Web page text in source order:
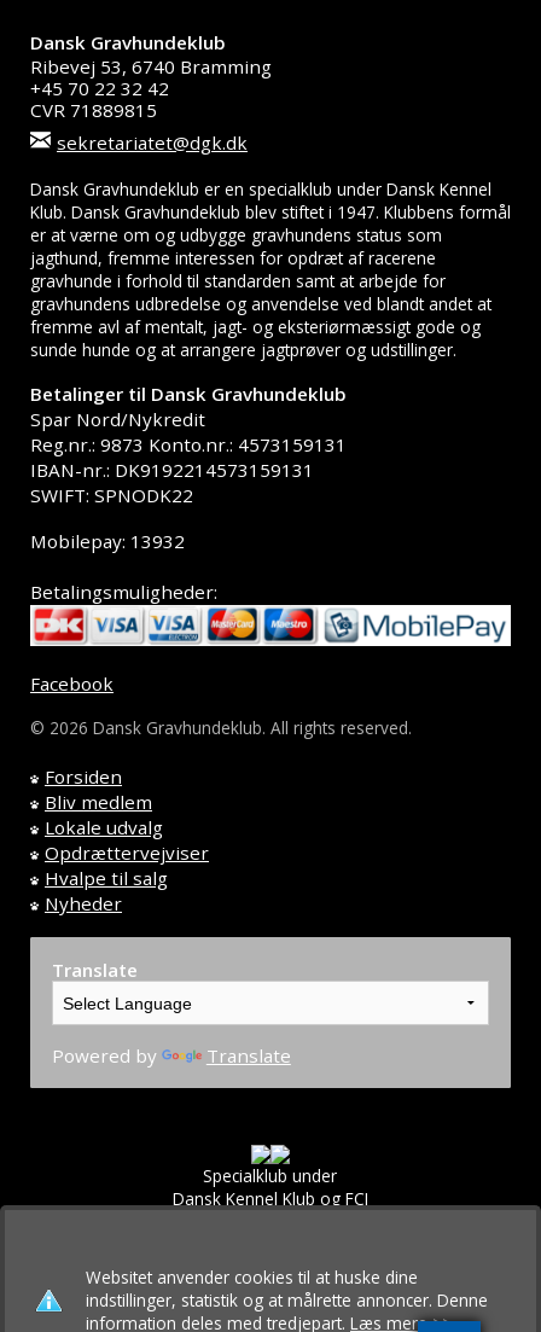
Dansk Gravhundeklub
Ribevej 53, 6740 Bramming
+45 70 22 32 42
CVR 71889815
sekretariatet@dgk.dk
Dansk Gravhundeklub er en specialklub under Dansk Kennel
Klub. Dansk Gravhundeklub blev stiftet i 1947. Klubbens formål
er at værne om og udbygge gravhundens status som
jagthund, fremme interessen for opdræt af racerene
gravhunde i forhold til standarden samt at arbejde for
gravhundens udbredelse og anvendelse ved blandt andet at
fremme avl af mentalt, jagt- og eksteriørmæssigt gode og
sunde hunde og at arrangere jagtprøver og udstillinger.
Betalinger til Dansk Gravhundeklub
Spar Nord/Nykredit
Reg.nr.: 9873 Konto.nr.: 4573159131
IBAN-nr.: DK9192214573159131
SWIFT: SPNODK22
Mobilepay: 13932
Betalingsmuligheder:
Facebook
© 2026 Dansk Gravhundeklub. All rights reserved.
Forsiden
Bliv medlem
Lokale udvalg
Opdrættervejviser
Hvalpe til salg
Nyheder
Translate
Powered by Translate
Specialklub under
Dansk Kennel Klub og FCI
Websitet anvender cookies til at huske dine
indstillinger, statistik og at målrette annoncer. Denne
information deles med tredjepart. Læs mere >>